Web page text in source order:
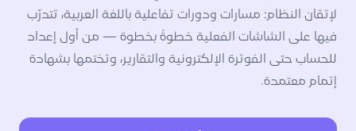
لإتقان النظام: مسارات ودورات تفاعلية باللغة العربية، تتدرّب
فيها على الشاشات الفعلية خطوةً بخطوة — من أول إعداد
للحساب حتى الفوترة الإلكترونية والتقارير، وتختمها بشهادة
إتمام معتمدة.